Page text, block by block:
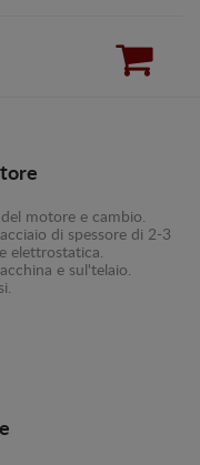
motore e cambio.
di spessore di 2-3
elettrostatica.
e sul'telaio.